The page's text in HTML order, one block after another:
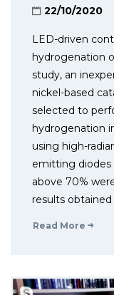
22/10/2020
LED-driven
hydrogenation
study, an
nickel-based
selected to
hydrogenation
using high-
emitting diodes
above 70%
results obtained
Read More